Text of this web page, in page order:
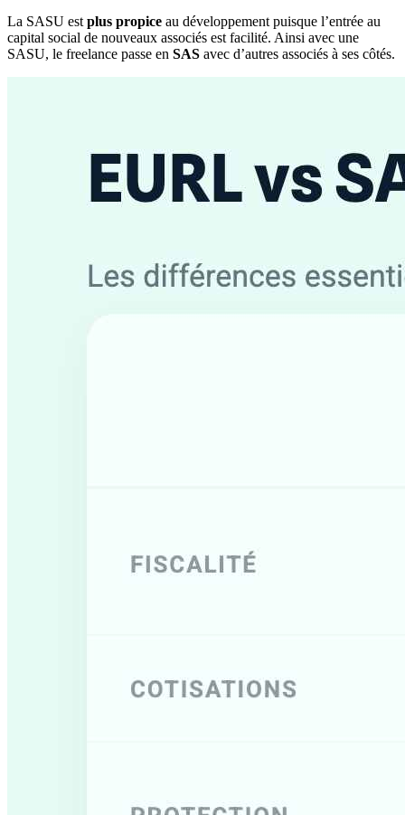
La SASU est plus propice au développement puisque l’entrée au
capital social de nouveaux associés est facilité. Ainsi avec une
SASU, le freelance passe en SAS avec d’autres associés à ses côtés.